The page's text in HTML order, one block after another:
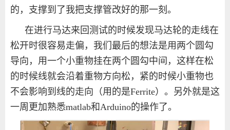
的，支撑到了我把支撑管改好的那一刻。
在进行马达来回测试的时候发现马达轮的走线在
松开时很容易走偏，我们最后的想法是用两个圆勾
导向，用一个小重物挂在两个圆勾中间，这样在松
的时候线就会沿着重物方向松，紧的时候小重物也
不会影响到线的走向（用的是Ferrite）。另外就是这
一周更加熟悉matlab和 Arduino的操作了。